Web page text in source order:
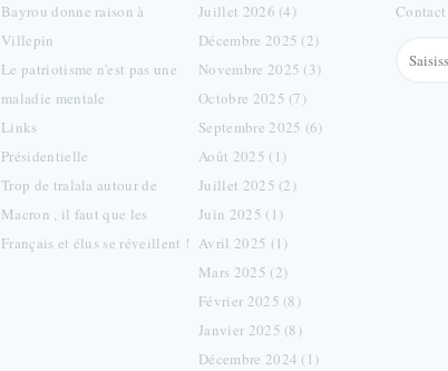
Bayrou donne raison à
Villepin
Le patriotisme n'est pas une
maladie mentale
Links
Présidentielle
Trop de tralala autour de
Macron , il faut que les
Français et élus se réveillent !
Juillet 2026 (4)
Décembre 2025 (2)
Novembre 2025 (3)
Octobre 2025 (7)
Septembre 2025 (6)
Août 2025 (1)
Juillet 2025 (2)
Juin 2025 (1)
Avril 2025 (1)
Mars 2025 (2)
Février 2025 (8)
Janvier 2025 (8)
Décembre 2024 (1)
Contact